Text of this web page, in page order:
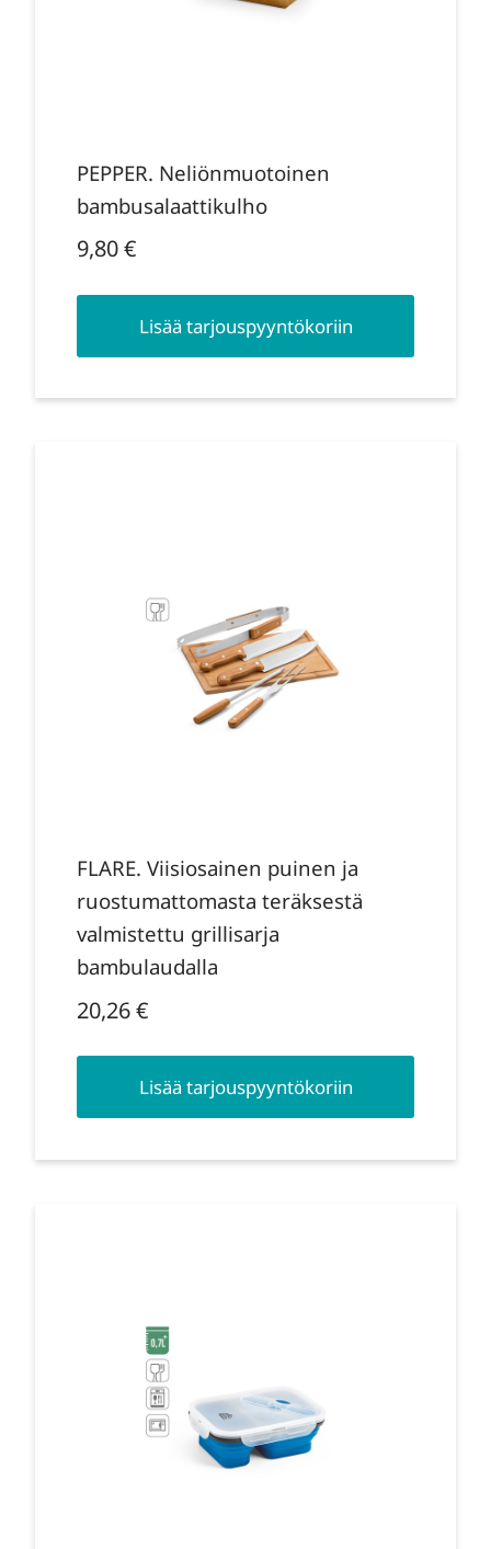
PEPPER. Neliönmuotoinen
bambusalaattikulho
9,80€
Lisää tarjouspyyntökoriin
FLARE. Viisiosainen puinen ja
ruostumattomasta teräksestä
valmistettu grillisarja
bambulaudalla
20,26€
Lisää tarjouspyyntökoriin